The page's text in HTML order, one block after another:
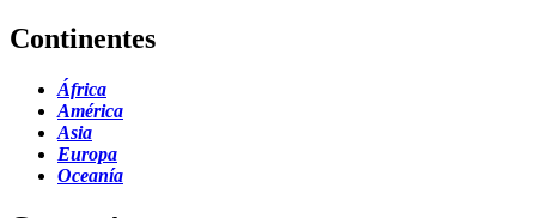
Continentes
África
América
Asia
Europa
Oceanía